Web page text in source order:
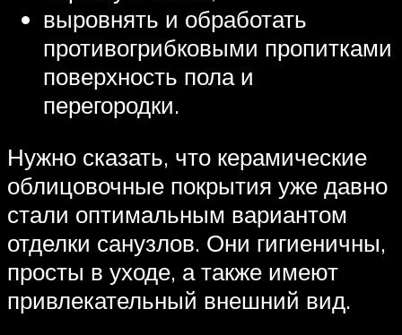
выровнять и обработать
противогрибковыми пропитками
поверхность пола и
перегородки.
Нужно сказать, что керамические
облицовочные покрытия уже давно
стали оптимальным вариантом
отделки санузлов. Они гигиеничны,
просты в уходе, а также имеют
привлекательный внешний вид.